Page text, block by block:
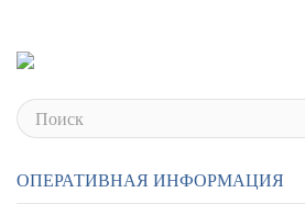
ОПЕРАТИВНАЯ ИНФОРМАЦИЯ